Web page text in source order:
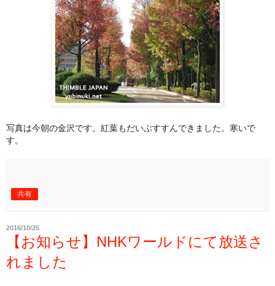
写真は今朝の金沢です。紅葉もだいぶすすんできました。寒いで
す。
共有
2016/10/25
【お知らせ】NHKワールドにて放送さ
れました